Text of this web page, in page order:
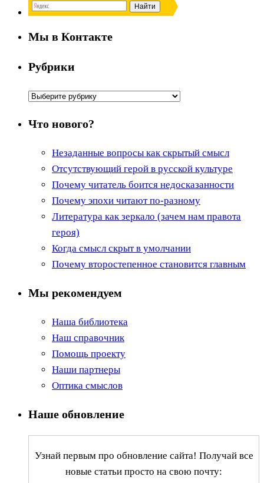
Мы в Контакте
Рубрики
Рубрики
Что нового?
Незаданные вопросы как скрытый смысл
Отсутствующий герой в русской культуре
Почему читатель боится недосказанности
Почему эпохи читают по-разному
Литература как зеркало (зачем нам правота
героя)
Когда смысл скрыт в умолчании
Почему второстепенное становится главным
Мы рекомендуем
Наша библиотека
Наш справочник
Помощь проекту
Наши партнеры
Оптика смыслов
Наше обновление
Узнай первым про обновление сайта! Получай все
новые статьи просто на свою почту: